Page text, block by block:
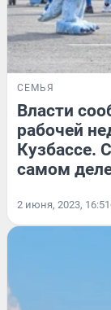
СЕМЬЯ
Власти
рабочей
Кузбассе.
самом
2 июня, 2023, 16:51